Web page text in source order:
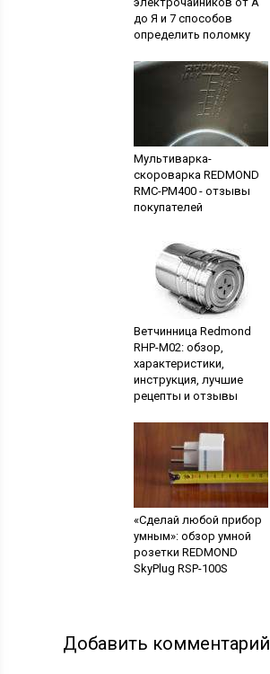
до Я и 7 способов
определить поломку
Мультиварка-
скороварка REDMOND
RMC-PM400 - отзывы
покупателей
Ветчинница Redmond
RHP-M02: обзор,
характеристики,
инструкция, лучшие
рецепты и отзывы
«Сделай любой прибор
умным»: обзор умной
розетки REDMOND
SkyPlug RSP-100S
Добавить комментарий